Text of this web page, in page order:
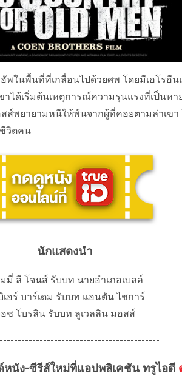
พในพื้นที่ที่เกลื่อนไปด้วยศพ โดยมีเฮโรอีน
ขาได้เริ่มต้นเหตุการณ์ความรุนแรงที่เป็น
ส์พยายามหนีให้พ้นจากผู้ที่คอยตามล่าเขา
วิตคน
นักแสดงนำ
มี่ ลี โจนส์ รับบท นายอำเภอเบลล์
เอร์ บาร์เดม รับบท แอนตัน ไชการ์
ช โบรลิน รับบท ลูเวลลิน มอสส์
หนัง-ซีรีส์ใหม่ที่แอปพลิเคชัน ทรูไอดี